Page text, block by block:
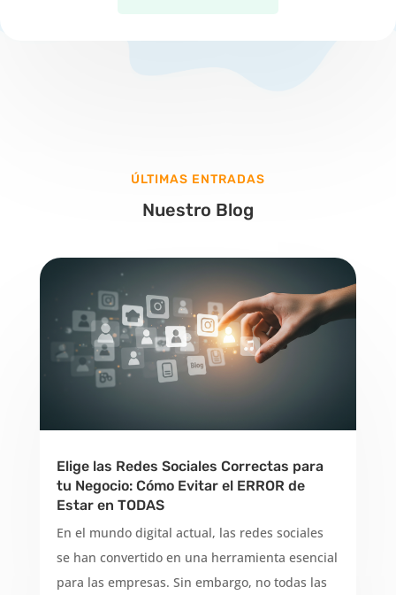
ÚLTIMAS ENTRADAS
Nuestro Blog
Elige las Redes Sociales Correctas para
tu Negocio: Cómo Evitar el ERROR de
Estar en TODAS
En el mundo digital actual, las redes sociales
se han convertido en una herramienta esencial
para las empresas. Sin embargo, no todas las